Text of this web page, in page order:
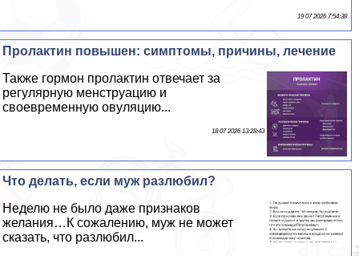
19 07 2026 7:54:38
Пролактин повышен: симптомы, причины, лечение
Также гормон пролактин отвечает за
регулярную мeнcтpуацию и
своевременную овуляцию...
18 07 2026 13:28:43
Что делать, если муж разлюбил?
Неделю не было даже признаков
желания…К сожалению, муж не может
сказать, что разлюбил...